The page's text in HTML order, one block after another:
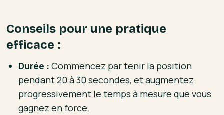
Conseils pour une pratique
efficace :
Durée : Commencez par tenir la position
pendant 20 à 30 secondes, et augmentez
progressivement le temps à mesure que vous
gagnez en force.